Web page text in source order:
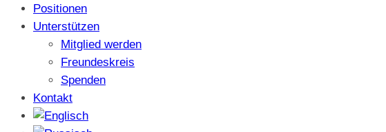
Positionen
Unterstützen
Mitglied werden
Freundeskreis
Spenden
Kontakt